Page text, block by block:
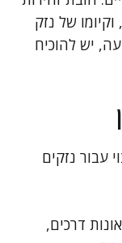
של נזק
יש להוכיח
עבור נזקים
דרכים,